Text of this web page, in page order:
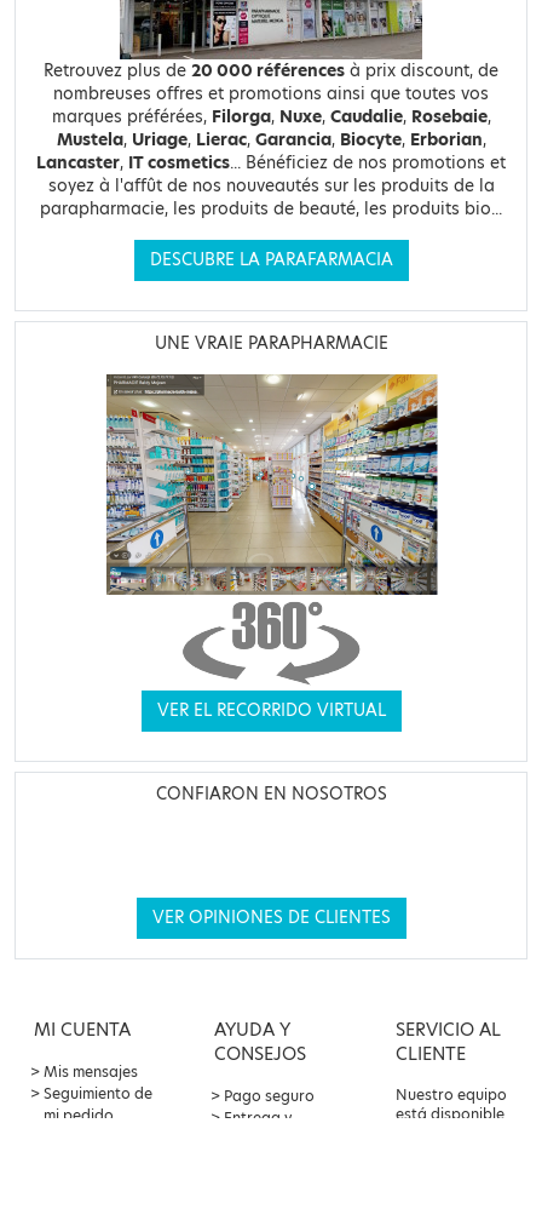
Retrouvez plus de 20 000 références à prix discount, de
nombreuses offres et promotions ainsi que toutes vos
marques préférées, Filorga, Nuxe, Caudalie, Rosebaie,
Mustela, Uriage, Lierac, Garancia, Biocyte, Erborian,
Lancaster, IT cosmetics... Bénéficiez de nos promotions et
soyez à l'affût de nos nouveautés sur les produits de la
parapharmacie, les produits de beauté, les produits bio...
DESCUBRE LA PARAFARMACIA
UNE VRAIE PARAPHARMACIE
VER EL RECORRIDO VIRTUAL
CONFIARON EN NOSOTROS
VER OPINIONES DE CLIENTES
MI CUENTA
Mis mensajes
Seguimiento de
mi pedido
AYUDA Y
CONSEJOS
Pago seguro
Entrega y
SERVICIO AL
CLIENTE
Nuestro equipo
está disponible